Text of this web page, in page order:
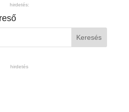
hirdetés:
hirdetés